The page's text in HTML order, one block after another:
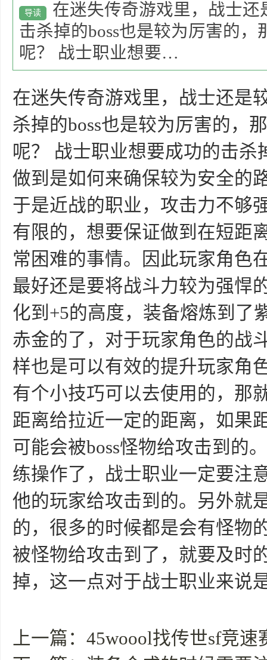
导读
在迷失传奇游戏里，战士还
击杀掉的boss也是较为厉害的
呢？ 战士职业想要…
在迷失传奇游戏里，战士还是
杀掉的boss也是较为厉害的，
呢？ 战士职业想要成功的击杀
做到是如何来确保较为安全的
于是近战的职业，攻击力不够
有限的，想要保证做到在短距
常困难的事情。因此玩家角色
最好还是要将战斗力较为强悍
化到+5的高度，装备熔炼到了
赤金的了，对于玩家角色的战
样也是可以有效的提升玩家角
有个小技巧可以去使用的，那
距离给拉近一定的距离，如果
可能会被boss怪物给攻击到的
练操作了，战士职业一定要注
他的玩家给攻击到的。另外就
的，很多的时候都是会有怪物
被怪物给攻击到了，就要及时
掉，这一点对于战士职业来说
上一篇： 45woool找传世sf竞